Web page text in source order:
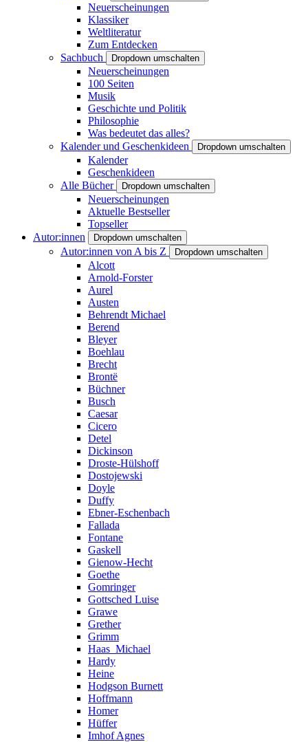
Neuerscheinungen
Klassiker
Weltliteratur
Zum Entdecken
Sachbuch
Dropdown umschalten
Neuerscheinungen
100 Seiten
Musik
Geschichte und Politik
Philosophie
Was bedeutet das alles?
Kalender und Geschenkideen
Dropdown umschalten
Kalender
Geschenkideen
Alle Bücher
Dropdown umschalten
Neuerscheinungen
Aktuelle Bestseller
Topseller
Autor:innen
Dropdown umschalten
Autor:innen von A bis Z Dropdown umschalten
Alcott
Arnold-Forster
Aurel
Austen
Behrendt Michael
Berend
Bleyer
Boehlau
Brecht
Brontë
Büchner
Busch
Caesar
Cicero
Detel
Dickinson
Droste-Hülshoff
Dostojewski
Doyle
Duffy
Ebner-Eschenbach
Fallada
Fontane
Gaskell
Gienow-Hecht
Goethe
Gomringer
Gottsched Luise
Grawe
Grether
Grimm
Haas_Michael
Hardy
Heine
Hodgson Burnett
Hoffmann
Homer
Hüffer
Imhof Agnes